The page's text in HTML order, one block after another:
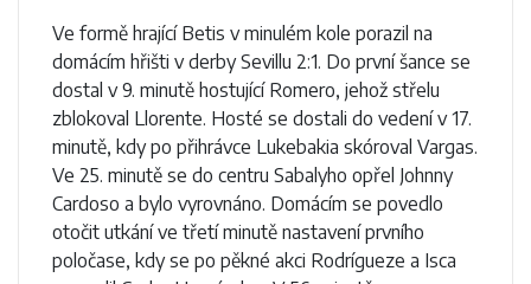
Ve formě hrající Betis v minulém kole porazil na
domácím hřišti v derby Sevillu 2:1. Do první šance se
dostal v 9. minutě hostující Romero, jehož střelu
zblokoval Llorente. Hosté se dostali do vedení v 17.
minutě, kdy po přihrávce Lukebakia skóroval Vargas.
Ve 25. minutě se do centru Sabalyho opřel Johnny
Cardoso a bylo vyrovnáno. Domácím se povedlo
otočit utkání ve třetí minutě nastavení prvního
poločase, kdy se po pěkné akci Rodrígueze a Isca